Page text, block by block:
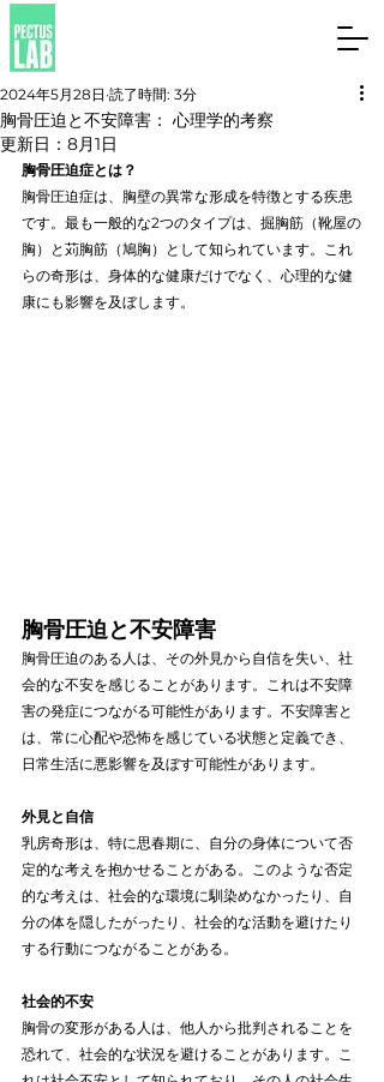
胸骨圧迫と不安障害： 心理学的考察
2024年5月28日 読了時間: 3分
更新日： 8月1日
胸骨圧迫症とは？
胸骨圧迫症は、胸壁の異常な形成を特徴とする疾患
です。最も一般的な2つのタイプは、掘胸筋（靴屋の
胸）と苅胸筋（鳩胸）として知られています。これ
らの奇形は、身体的な健康だけでなく、心理的な健
康にも影響を及ぼします。
胸骨圧迫と不安障害
胸骨圧迫のある人は、その外見から自信を失い、社
会的な不安を感じることがあります。これは不安障
害の発症につながる可能性があります。不安障害と
は、常に心配や恐怖を感じている状態と定義でき、
日常生活に悪影響を及ぼす可能性があります。
外見と自信
乳房奇形は、特に思春期に、自分の身体について否
定的な考えを抱かせることがある。このような否定
的な考えは、社会的な環境に馴染めなかったり、自
分の体を隠したがったり、社会的な活動を避けたり
する行動につながることがある。
社会的不安
胸骨の変形がある人は、他人から批判されることを
恐れて、社会的な状況を避けることがあります。こ